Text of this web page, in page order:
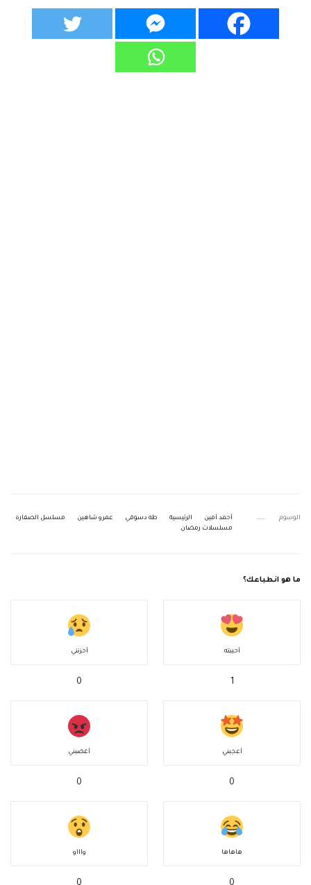
الوسوم أحمد أمين الرئيسية طه دسوقي عمرو شاهين
مسلسل الصفارة
مسلسلات رمضان
ما هو انطباعك؟
أحببته
1
أحزنني
0
أعجبني
0
أغضبني
0
هاهاها واااو